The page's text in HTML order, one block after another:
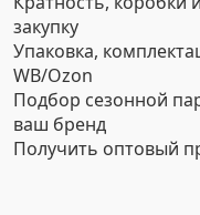
закупку
Упаковка,
WB/Ozon
Подбор сезонной
ваш бренд
Получить оптовый